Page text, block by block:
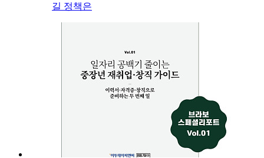
길 정책은